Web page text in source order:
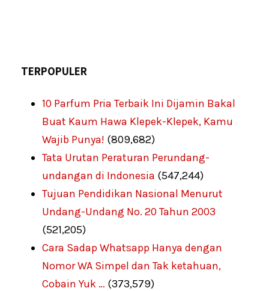
TERPOPULER
10 Parfum Pria Terbaik Ini Dijamin Bakal
Buat Kaum Hawa Klepek-Klepek, Kamu
Wajib Punya! (809,682)
Tata Urutan Peraturan Perundang-
undangan di Indonesia (547,244)
Tujuan Pendidikan Nasional Menurut
Undang-Undang No. 20 Tahun 2003
(521,205)
Cara Sadap Whatsapp Hanya dengan
Nomor WA Simpel dan Tak ketahuan,
Cobain Yuk … (373,579)